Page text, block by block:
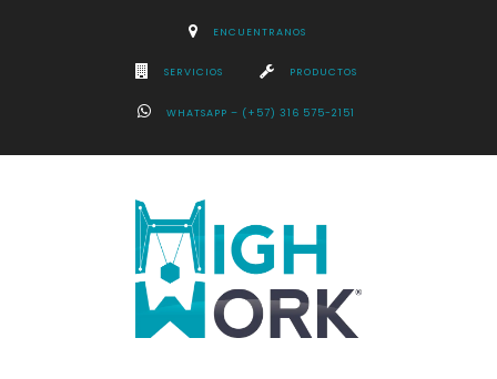
ENCUENTRANOS
SERVICIOS PRODUCTOS
WHATSAPP – (+57) 316 575-2151